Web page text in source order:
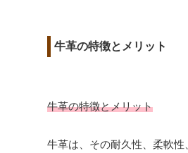
牛革の特徴とメリット
牛革の特徴とメリット
牛革は、その耐久性、柔軟